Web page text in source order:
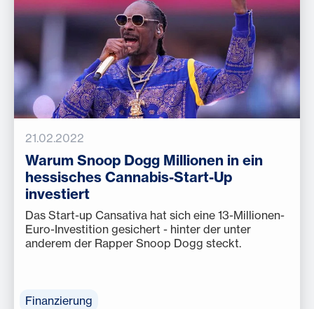
21.02.2022
Warum Snoop Dogg Millionen in ein
hessisches Cannabis-Start-Up
investiert
Das Start-up Cansativa hat sich eine 13-Millionen-
Euro-Investition gesichert - hinter der unter
anderem der Rapper Snoop Dogg steckt.
Finanzierung